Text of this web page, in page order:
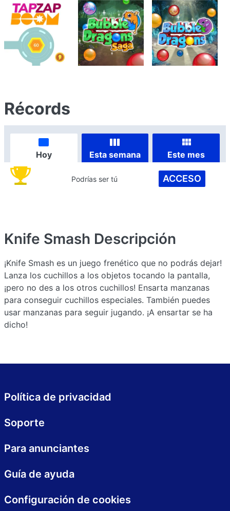
Récords
Hoy Esta semana Este mes
Podrías ser tú ACCESO
Knife Smash Descripción
¡Knife Smash es un juego frenético que no podrás dejar!
Lanza los cuchillos a los objetos tocando la pantalla,
¡pero no des a los otros cuchillos! Ensarta manzanas
para conseguir cuchillos especiales. También puedes
usar manzanas para seguir jugando. ¡A ensartar se ha
dicho!
Política de privacidad
Soporte
Para anunciantes
Guía de ayuda
Configuración de cookies